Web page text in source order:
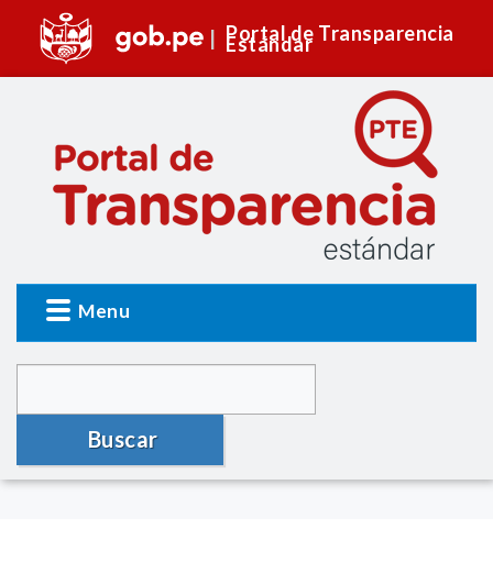
Portal de Transparencia
Estándar
Menu
Buscar